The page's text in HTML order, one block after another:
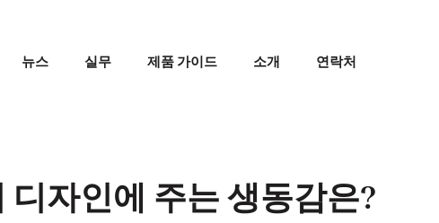
뉴스 실무 제품 가이드 소개 연락처
자인에 주는 생동감은?